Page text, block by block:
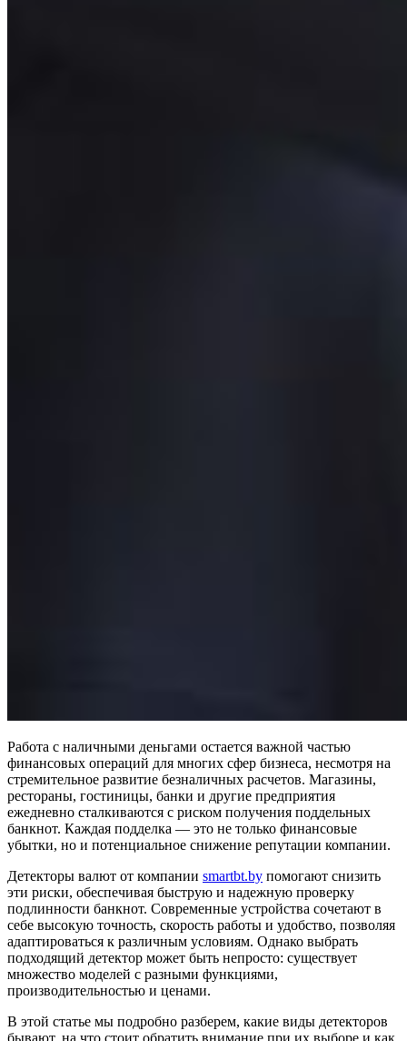
Работа с наличными деньгами остается важной частью
финансовых операций для многих сфер бизнеса, несмотря на
стремительное развитие безналичных расчетов. Магазины,
рестораны, гостиницы, банки и другие предприятия
ежедневно сталкиваются с риском получения поддельных
банкнот. Каждая подделка — это не только финансовые
убытки, но и потенциальное снижение репутации компании.
Детекторы валют от компании smartbt.by помогают снизить
эти риски, обеспечивая быструю и надежную проверку
подлинности банкнот. Современные устройства сочетают в
себе высокую точность, скорость работы и удобство, позволяя
адаптироваться к различным условиям. Однако выбрать
подходящий детектор может быть непросто: существует
множество моделей с разными функциями,
производительностью и ценами.
В этой статье мы подробно разберем, какие виды детекторов
бывают, на что стоит обратить внимание при их выборе и как